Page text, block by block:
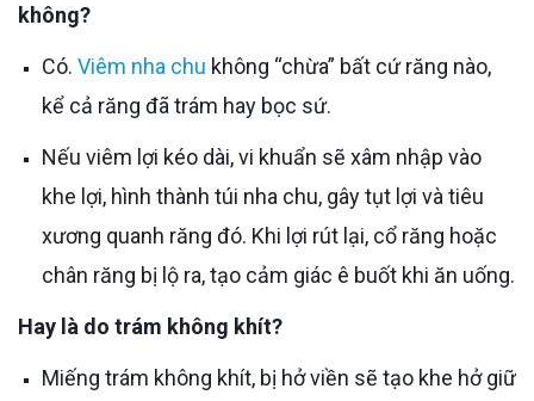
không?
Có. Viêm nha chu không “chừa” bất cứ răng nào,
kể cả răng đã trám hay bọc sứ.
Nếu viêm lợi kéo dài, vi khuẩn sẽ xâm nhập vào
khe lợi, hình thành túi nha chu, gây tụt lợi và tiêu
xương quanh răng đó. Khi lợi rút lại, cổ răng hoặc
chân răng bị lộ ra, tạo cảm giác ê buốt khi ăn uống.
Hay là do trám không khít?
Miếng trám không khít, bị hở viền sẽ tạo khe hở giữ